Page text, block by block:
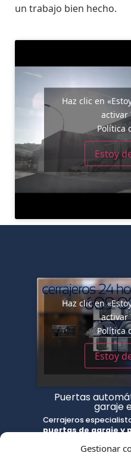
Gestionar
un trabajo bien hecho.
Haz clic en
activar
Política
Estoy
Haz clic en
activar
Política
Estoy
Puertas
garaje
Cerrajeros
puertas de garaje y
enrrollablestanto